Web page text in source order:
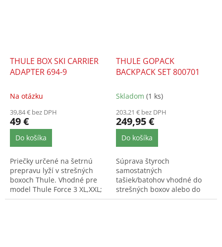
THULE BOX SKI CARRIER
ADAPTER 694-9
Na otázku
39,84 € bez DPH
49 €
Do košíka
Priečky určené na šetrnú
prepravu lyží v strešných
boxoch Thule. Vhodné pre
model Thule Force 3 XL,XXL;
Motion 3 XXL,XXL...
THULE GOPACK
BACKPACK SET 800701
Skladom (1 ks)
203,21 € bez DPH
249,95 €
Do košíka
Súprava štyroch
samostatných
tašiek/batohov vhodné do
strešných boxov alebo do
boxu na ťažné zariadenie